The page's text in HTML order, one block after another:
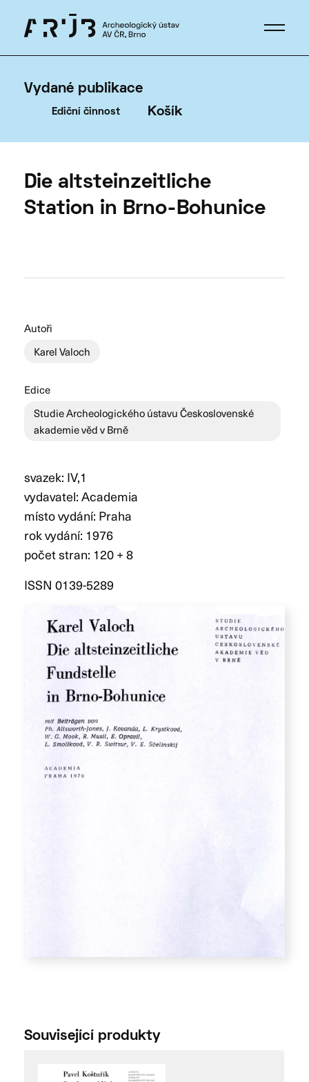
Vydané publikace
Ediční činnost Košík
Die altsteinzeitliche
Station in Brno-Bohunice
Autoři
Karel Valoch
Edice
Studie Archeologického ústavu Československé
akademie věd v Brně
svazek: IV,1
vydavatel: Academia
místo vydání: Praha
rok vydání: 1976
počet stran: 120 + 8
ISSN 0139-5289
Související produkty